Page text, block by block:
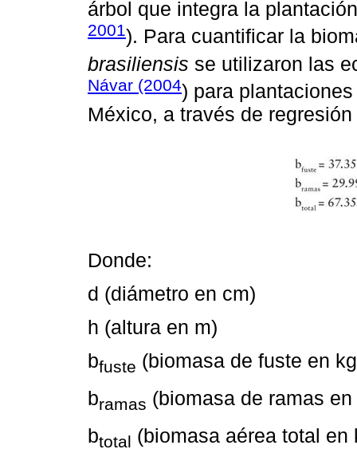
árbol que integra la
2001). Para cuantificar la
brasiliensis se utilizaron las
Návar (2004) para
México, a través de
Donde:
d (diámetro en cm)
h (altura en m)
bfuste (biomasa de fuste en
bramas (biomasa de ramas en
btotal (biomasa aérea total en